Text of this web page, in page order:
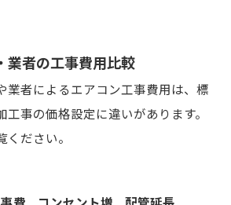
業者の工事費用比較
業者によるエアコン工事費用は、標
事の価格設定に違いがあります。
ださい。